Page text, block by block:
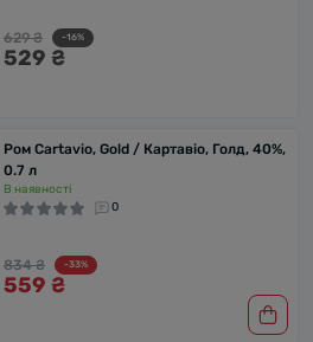
629 ₴ -16%
529 ₴
Ром Cartavio, Gold / Картавіо, Голд, 40%,
0.7 л
В наявності
0
834 ₴ -33%
559 ₴